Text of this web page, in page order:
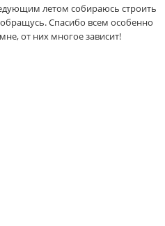
летом собираюсь строить
Спасибо всем особенно
от них многое зависит!